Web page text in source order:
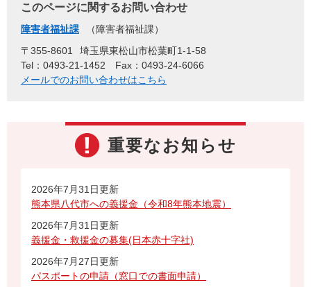
このページに関するお問い合わせ
障害者福祉課
障害者福祉課
〒355-8601
埼玉県東松山市松葉町1-1-58
Tel：0493-21-1452
Fax：0493-24-6066
メールでのお問い合わせはこちら
重要なお知らせ
2026年7月31日更新
熊本県八代市への義援金（令和8年熊本地震）
2026年7月31日更新
義援金・救援金の募集(日本赤十字社)
2026年7月27日更新
パスポートの申請（窓口での書面申請）